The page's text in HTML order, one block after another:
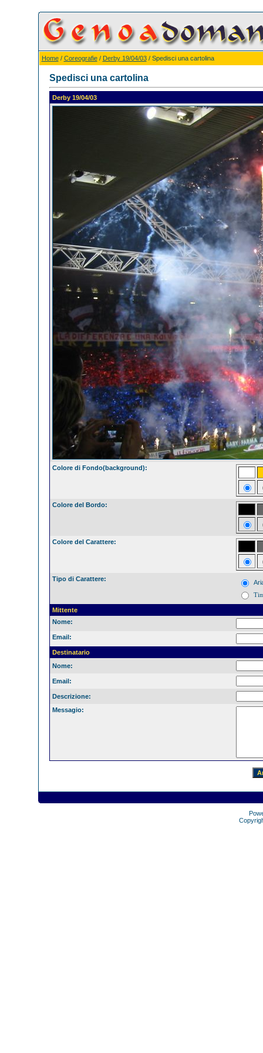
Home/ Coreografie/ Derby 19/04/03/ Spedisci una cartolina
Spedisci una cartolina
Derby 19/04/03
Colore di Fondo(background):
Colore del Bordo:
Colore del Carattere:
Tipo di Carattere:
Mittente
Nome:
Email:
Destinatario
Nome:
Email:
Descrizione:
Messagio: